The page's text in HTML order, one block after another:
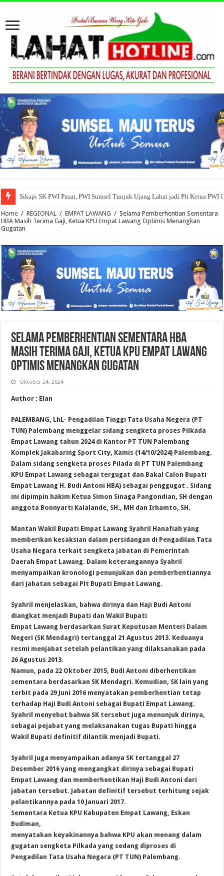
Sikapi SK PWI Pusat, PWI Sumsel Tunjuk Ujang Lahat jadi Plt Ketua PWI
Home / REGIONAL / EMPAT LAWANG / Selama Pemberhentian Sementara
HBA Masih Terima Gaji, Ketua KPU Empat Lawang Optimis Menangkan
Gugatan
Selama Pemberhentian Sementara HBA
Masih Terima Gaji, Ketua KPU Empat Lawang
Optimis Menangkan Gugatan
Oktober 24, 2024
Author : Elan
PALEMBANG, LhL- Pengadilan Tinggi Tata Usaha Negera (PT
TUN) Palembang menggelar sidang sengketa proses Pilkada
Empat Lawang tahun 2024 di Kantor PT TUN Palembang
Komplek Jakabaring Sport City, Kamis (14/10/2024) Palembang.
Dalam sidang sengketa proses Pilada di PT TUN Palembang
KPU Empat Lawang sebagai tergugat dan Bakal Calon Bupati
Empat Lawang H. Budi Antoni HBA) sebagai penggugat . Sidang
ini dipimpin hakim Ketua Simon Sinaga Pangondian, SH dengan
anggota Bonnyarti Kalalande, SH., MH dan Irhamto, SH.
Mantan Wakil Bupati Empat Lawang Syahril Hanafiah yang
memberikan kesaksian dalam persidangan di Pengadilan Tata
Usaha Negara terkait sengketa jabatan di Pemerintah
Daerah Empat Lawang. Dalam keterangannya Syahril
menyampaikan kronologi penunjukan dan pemberhentiannya
dari jabatan sebagai Plt Bupati Empat Lawang.
Syahril menjelaskan, bahwa dirinya dan Haji Budi Antoni
diangkat menjadi Bupati dan Wakil Bupati
Empat Lawang berdasarkan Surat Keputusan Menteri Dalam
Negeri (SK Mendagri) tertanggal 21 Agustus 2013. Keduanya
resmi menjabat setelah pelantikan yang dilaksanakan pada
26 Agustus 2013.
Namun, pada 22 Oktober 2015, Budi Antoni diberhentikan
sementara berdasarkan SK Mendagri. Kemudian, SK lain yang
terbit pada 29 Juni 2016 menyatakan pemberhentian tetap
terhadap Haji Budi Antoni sebagai Bupati Empat Lawang.
Syahril menyebut bahwa SK tersebut juga menunjuk dirinya,
sebagai pejabat yang melaksanakan tugas Bupati hingga
Wakil Bupati definitif dilantik menjadi Bupati.
Syahril juga menyampaikan adanya SK tertanggal 27
Desember 2016 yang mengangkat dirinya sebagai Bupati
Empat Lawang dan memberhentikan Haji Budi Antoni dari
jabatan tersebut. Jabatan definitif tersebut terhitung sejak
pelantikannya pada 10 Januari 2017.
Sementara Ketua KPU Kabupaten Empat Lawang, Eskan
Budiman,
menyatakan keyakinannya bahwa KPU akan menang dalam
gugatan sengketa Pilkada yang sedang diproses di
Pengadilan Tata Usaha Negara (PT TUN) Palembang.